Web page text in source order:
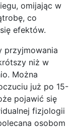
omijając w
co
efektów.
przyjmowania
niż w
Można
już po 15-
pojawić się
fizjologii
osobom